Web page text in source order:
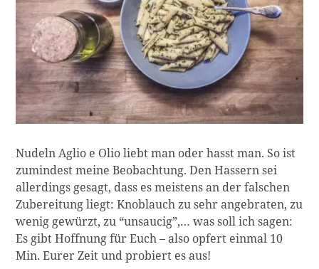
Nudeln Aglio e Olio liebt man oder hasst man. So ist
zumindest meine Beobachtung. Den Hassern sei
allerdings gesagt, dass es meistens an der falschen
Zubereitung liegt: Knoblauch zu sehr angebraten, zu
wenig gewürzt, zu “unsaucig”,… was soll ich sagen:
Es gibt Hoffnung für Euch – also opfert einmal 10
Min. Eurer Zeit und probiert es aus!